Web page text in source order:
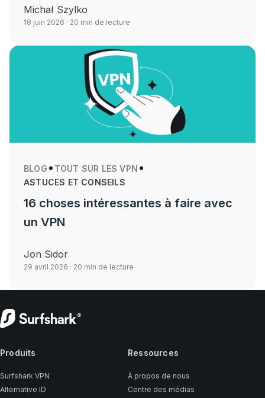
Michał Szylko
18 juin 2026 · 20 min de lecture
BLOG
TOUT SUR LES VPN
ASTUCES ET CONSEILS
16 choses intéressantes à faire avec
un VPN
Jon Sidor
29 avril 2026 · 20 min de lecture
Produits
Surfshark VPN
Alternative ID
Ressources
À propos de nous
Centre des médias